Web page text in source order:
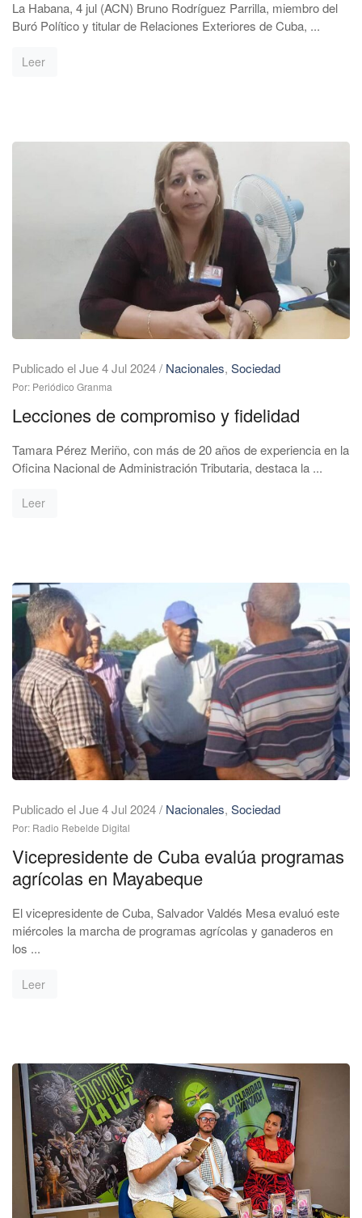
La Habana, 4 jul (ACN) Bruno Rodríguez Parrilla, miembro del
Buró Político y titular de Relaciones Exteriores de Cuba, ...
Leer
Publicado el Jue 4 Jul 2024/ Nacionales, Sociedad
Por: Periódico Granma
Lecciones de compromiso y fidelidad
Tamara Pérez Meriño, con más de 20 años de experiencia en la
Oficina Nacional de Administración Tributaria, destaca la ...
Leer
Publicado el Jue 4 Jul 2024/ Nacionales, Sociedad
Por: Radio Rebelde Digital
Vicepresidente de Cuba evalúa programas
agrícolas en Mayabeque
El vicepresidente de Cuba, Salvador Valdés Mesa evaluó este
miércoles la marcha de programas agrícolas y ganaderos en
los ...
Leer